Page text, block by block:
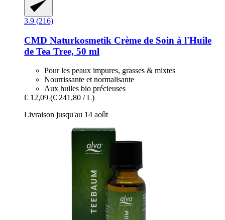
3.9 (216)
CMD Naturkosmetik Crème de Soin à l'Huile
de Tea Tree, 50 ml
Pour les peaux impures, grasses & mixtes
Nourrissante et normalisante
Aux huiles bio précieuses
€ 12,09 (€ 241,80 / L)
Livraison jusqu'au 14 août